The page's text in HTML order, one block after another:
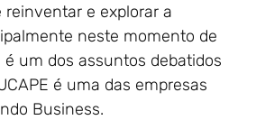
e explorar a
neste momento de
um dos assuntos debatidos
é uma das empresas
Business.